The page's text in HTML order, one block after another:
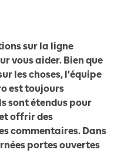
sur la ligne
vous aider. Bien que
les choses, l'équipe
est toujours
sont étendus pour
offrir des
commentaires. Dans
portes ouvertes